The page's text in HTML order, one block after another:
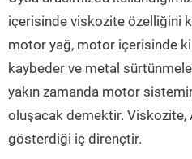
içerisinde viskozite özelliğini
motor yağ, motor içerisinde
kaybeder ve metal
yakın zamanda motor
oluşacak demektir. Viskozite,
gösterdiği iç dirençtir.